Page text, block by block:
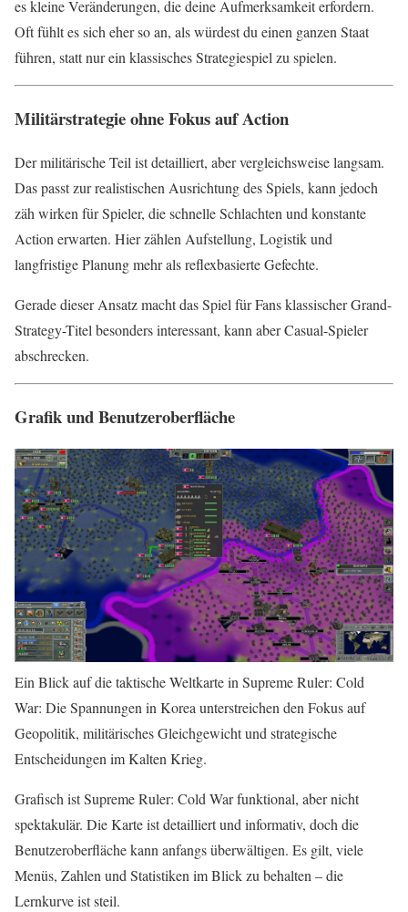
es kleine Veränderungen, die deine Aufmerksamkeit erfordern.
Oft fühlt es sich eher so an, als würdest du einen ganzen Staat
führen, statt nur ein klassisches Strategiespiel zu spielen.
Militärstrategie ohne Fokus auf Action
Der militärische Teil ist detailliert, aber vergleichsweise langsam.
Das passt zur realistischen Ausrichtung des Spiels, kann jedoch
zäh wirken für Spieler, die schnelle Schlachten und konstante
Action erwarten. Hier zählen Aufstellung, Logistik und
langfristige Planung mehr als reflexbasierte Gefechte.
Gerade dieser Ansatz macht das Spiel für Fans klassischer Grand-
Strategy-Titel besonders interessant, kann aber Casual-Spieler
abschrecken.
Grafik und Benutzeroberfläche
Ein Blick auf die taktische Weltkarte in Supreme Ruler: Cold
War: Die Spannungen in Korea unterstreichen den Fokus auf
Geopolitik, militärisches Gleichgewicht und strategische
Entscheidungen im Kalten Krieg.
Grafisch ist Supreme Ruler: Cold War funktional, aber nicht
spektakulär. Die Karte ist detailliert und informativ, doch die
Benutzeroberfläche kann anfangs überwältigen. Es gilt, viele
Menüs, Zahlen und Statistiken im Blick zu behalten – die
Lernkurve ist steil.